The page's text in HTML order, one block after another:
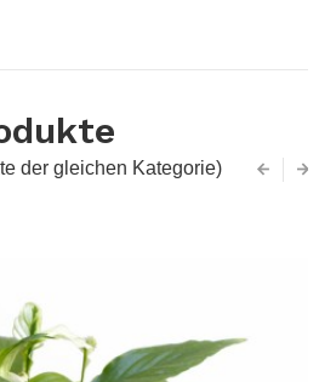
der gleichen Kategorie)